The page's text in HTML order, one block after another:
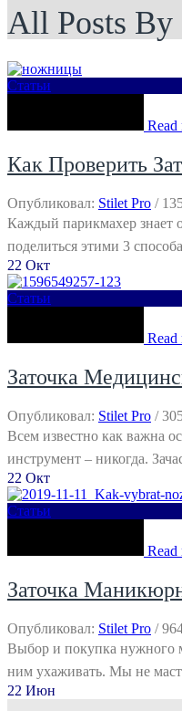
All Posts By
Статьи
Read
Как Проверить
Опубликовал: Stilet Pro /
Каждый парикмахер знает
поделиться этими 3
22 Окт
Статьи
Read
Заточка
Опубликовал: Stilet Pro /
Всем известно как важна
инструмент – никогда.
22 Окт
Статьи
Read
Заточка
Опубликовал: Stilet Pro /
Выбор и покупка нужного
ним ухаживать. Мы не
22 Июн